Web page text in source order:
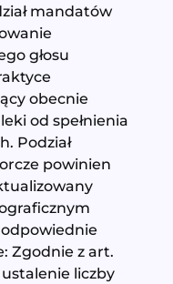
mandatów
głosu
obecnie
od spełnienia
Podział
powinien
Zgodnie z art.
liczby